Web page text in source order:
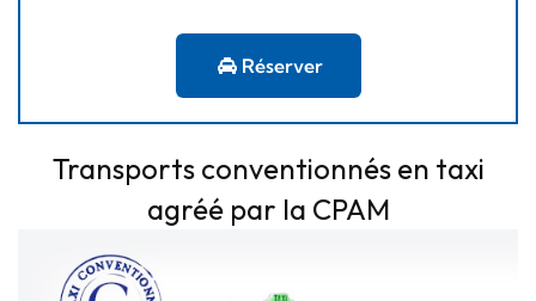
Réserver
Transports conventionnés en taxi
agréé par la CPAM